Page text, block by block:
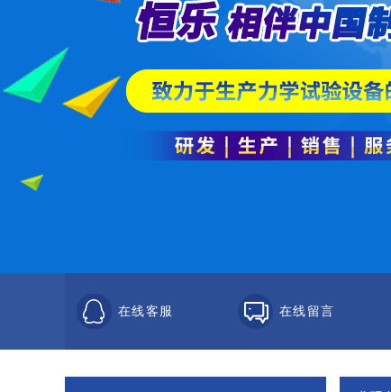
在线客服 在线留言